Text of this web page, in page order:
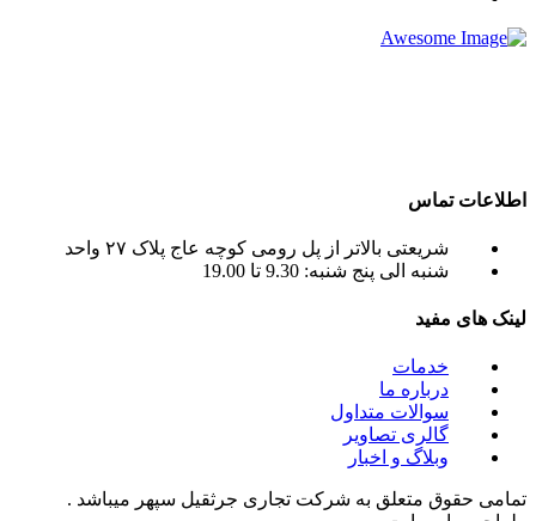
اطلاعات تماس
شریعتی بالاتر از پل رومی کوچه عاج پلاک ۲۷ واحد
شنبه الی پنج شنبه: 9.30 تا 19.00
لینک های مفید
خدمات
درباره ما
سوالات متداول
گالری تصاویر
وبلاگ و اخبار
تمامی حقوق متعلق به شرکت تجاری جرثقیل سپهر میباشد .